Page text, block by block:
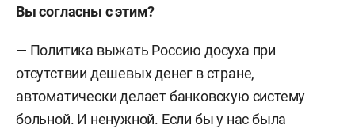
Вы согласны сэтим?
— Политика выжать Россию досуха при
отсутствии дешевых денег в стране,
автоматически делает банковскую систему
больной. И ненужной. Если бы у нас была